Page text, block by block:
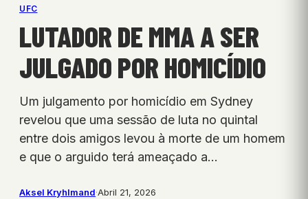
UFC
LUTADOR DE MMA A SER
JULGADO POR HOMICÍDIO
Um julgamento por homicídio em Sydney
revelou que uma sessão de luta no quintal
entre dois amigos levou à morte de um homem
e que o arguido terá ameaçado a…
Aksel Kryhlmand·Abril 21, 2026